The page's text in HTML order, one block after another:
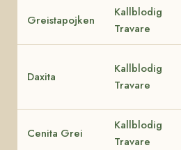
Greistapojken
Kallblodig
Travare
Daxita
Kallblodig
Travare
Cenita Grei
Kallblodig
Travare